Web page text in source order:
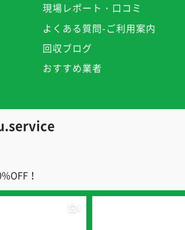
現場レポート・口コミ
よくある質問-ご利用案内
回収ブログ
おすすめ業者
！